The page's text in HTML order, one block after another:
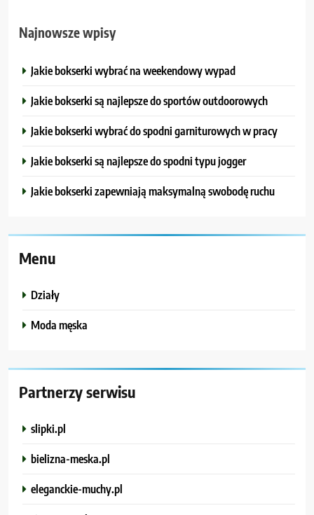
Najnowsze wpisy
Jakie bokserki wybrać na weekendowy wypad
Jakie bokserki są najlepsze do sportów outdoorowych
Jakie bokserki wybrać do spodni garniturowych w pracy
Jakie bokserki są najlepsze do spodni typu jogger
Jakie bokserki zapewniają maksymalną swobodę ruchu
Menu
Działy
Moda męska
Partnerzy serwisu
slipki.pl
bielizna-meska.pl
eleganckie-muchy.pl